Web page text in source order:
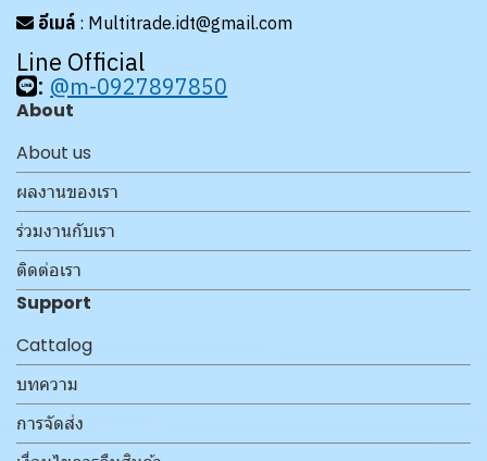
อีเมล์ : Multitrade.idt@gmail.com
Line Official
: @m-0927897850
About
About us
ผลงานของเรา
ร่วมงานกับเรา
ติดต่อเรา
Support
Cattalog
บทความ
การจัดส่ง